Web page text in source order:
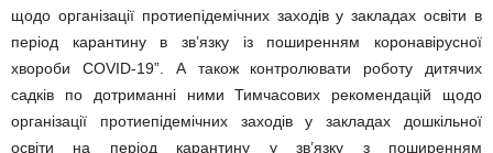
щодо організації протиепідемічних заходів у закладах освіти в
період карантину в зв’язку із поширенням коронавірусної
хвороби COVID-19”. А також контролювати роботу дитячих
садків по дотриманні ними Тимчасових рекомендацій щодо
організації протиепідемічних заходів у закладах дошкільної
освіти на період карантину у зв’язку з поширенням